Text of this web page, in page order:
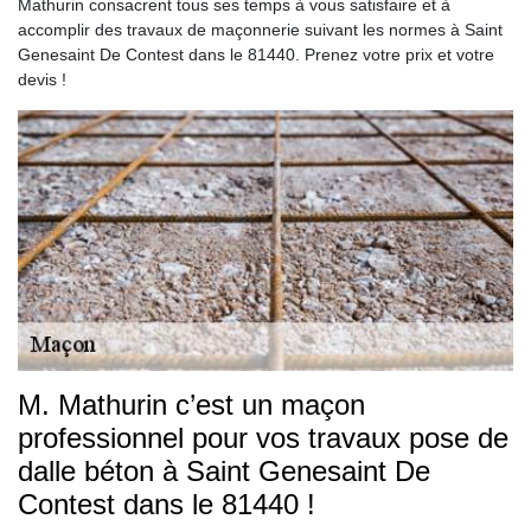
Mathurin consacrent tous ses temps à vous satisfaire et à
accomplir des travaux de maçonnerie suivant les normes à Saint
Genesaint De Contest dans le 81440. Prenez votre prix et votre
devis !
M. Mathurin c’est un maçon
professionnel pour vos travaux pose de
dalle béton à Saint Genesaint De
Contest dans le 81440 !